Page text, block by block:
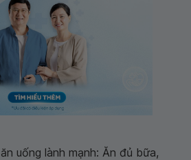
uống lành mạnh: Ăn đủ bữa,